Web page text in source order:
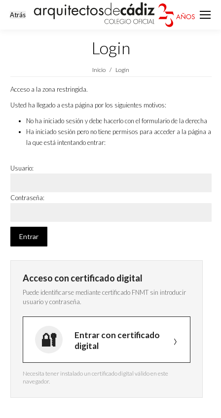
Login
Estás aquí:
Inicio Login
Acceso a la zona restringida.
Usted ha llegado a esta página por los siguientes motivos:
No ha iniciado sesión y debe hacerlo con el formulario de la derecha
Ha iniciado sesión pero no tiene permisos para acceder a la página a
la que está intentando entrar:
Usuario:
Contraseña:
Acceso con certificado digital
Puede identificarse mediante certificado FNMT sin introducir
usuario y contraseña.
Entrar con certificado
digital
Necesita tener instalado un certificado digital válido en este
navegador.